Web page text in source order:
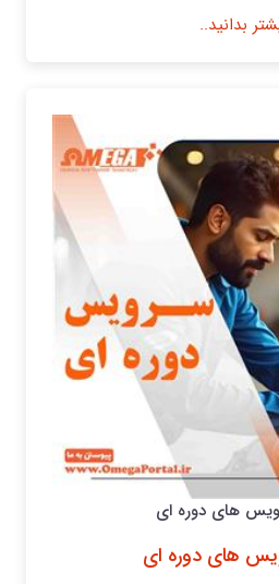
بدانید..
های دوره ای
های دوره ای